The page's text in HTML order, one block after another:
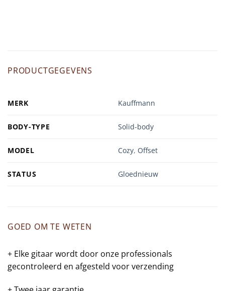
PRODUCTGEGEVENS
MERK Kauffmann
BODY-TYPE Solid-body
MODEL Cozy, Offset
STATUS Gloednieuw
GOED OM TE WETEN
+ Elke gitaar wordt door onze professionals
gecontroleerd en afgesteld voor verzending